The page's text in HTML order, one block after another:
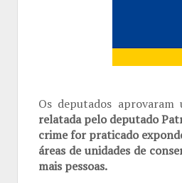
Os deputados
relatada pelo deputado
crime for praticado
áreas de unidades de
mais pessoas.